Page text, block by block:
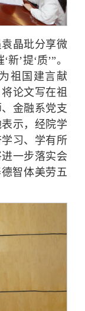
晶玭分享微
’提‘质’”。
祖国建言献
论文写在祖
金融系党支
示，经院学
习、学有所
一步落实会
智体美劳五